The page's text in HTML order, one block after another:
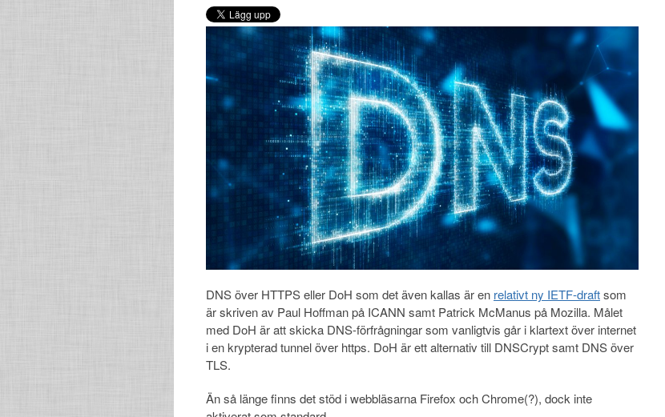
DNS över HTTPS eller DoH som det även kallas är en relativt ny IETF-draftsom
är skriven av Paul Hoffman på ICANN samt Patrick McManus på Mozilla. Målet
med DoH är att skicka DNS-förfrågningar som vanligtvis går i klartext över internet
i en krypterad tunnel över https. DoH är ett alternativ till DNSCrypt samt DNS över
TLS.
Än så länge finns det stöd i webbläsarna Firefox och Chrome(?), dock inte